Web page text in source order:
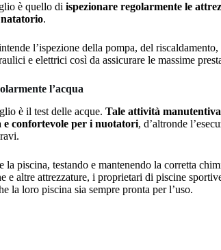
è quello di ispezionare regolarmente le
.
l’ispezione della pompa, del
e elettrici così da assicurare le massime
l’acqua
è il test delle acque. Tale attività
e confortevole per i nuotatori, d’altronde
la piscina, testando e mantenendo la corretta
e altre attrezzature, i proprietari di piscine
la loro piscina sia sempre pronta per l’uso.